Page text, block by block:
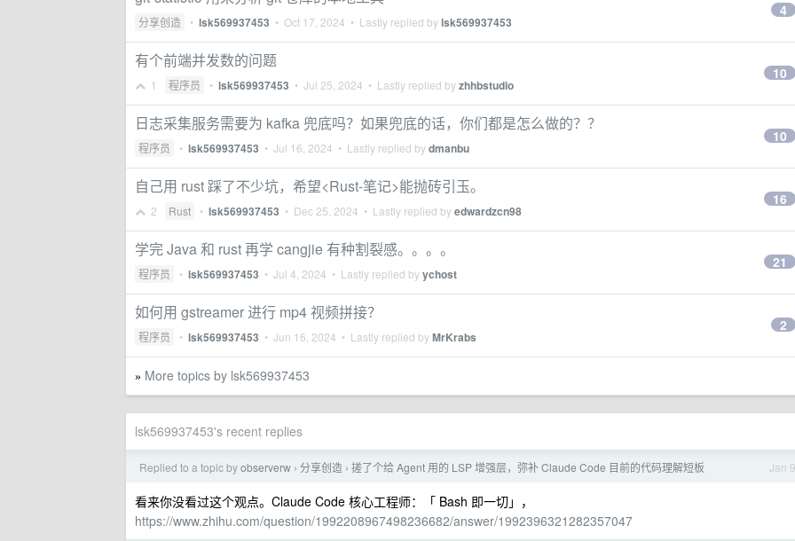
分享创造 • lsk569937453 • Oct 17, 2024 • Lastly replied bylsk569937453
4
有个前端并发数的问题
1 程序员 • lsk569937453 • Jul 25, 2024 • Lastly replied byzhhbstudio
10
日志采集服务需要为 kafka 兜底吗？如果兜底的话，你们都是怎么做的？？
程序员 • lsk569937453 • Jul 16, 2024 • Lastly replied bydmanbu
10
自己用 rust 踩了不少坑，希望<Rust-笔记>能抛砖引玉。
2 Rust • lsk569937453 • Dec 25, 2024 • Lastly replied byedwardzcn98
16
学完 Java 和 rust 再学 cangjie 有种割裂感。。。。
程序员 • lsk569937453 • Jul 4, 2024 • Lastly replied byychost
21
如何用 gstreamer 进行 mp4 视频拼接？
程序员 • lsk569937453 • Jun 16, 2024 • Lastly replied byMrKrabs
2
» More topics by lsk569937453
lsk569937453's recent replies
Jan 9
Replied to a topic byobserverw › 分享创造 › 搓了个给 Agent 用的 LSP 增强层，弥补 Claude Code 目前的代码理解短板
看来你没看过这个观点。Claude Code 核心工程师：「 Bash 即一切」，
https://www.zhihu.com/question/1992208967498236682/answer/1992396321282357047